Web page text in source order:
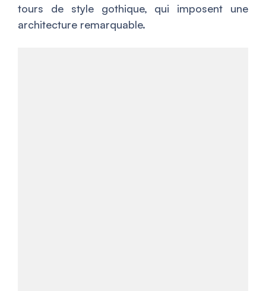
tours de style gothique, qui imposent une
architecture remarquable.